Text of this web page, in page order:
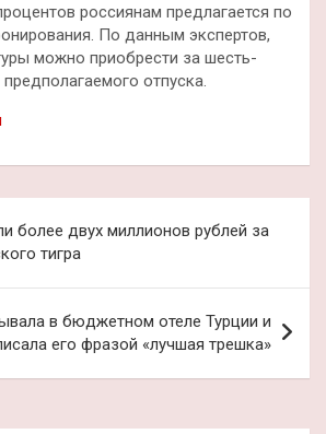
россиянам предлагается по
По данным экспертов,
можно приобрести за шесть-
отпуска.
более двух миллионов рублей за
тигра
в бюджетном отеле Турции и
его фразой «лучшая трешка»